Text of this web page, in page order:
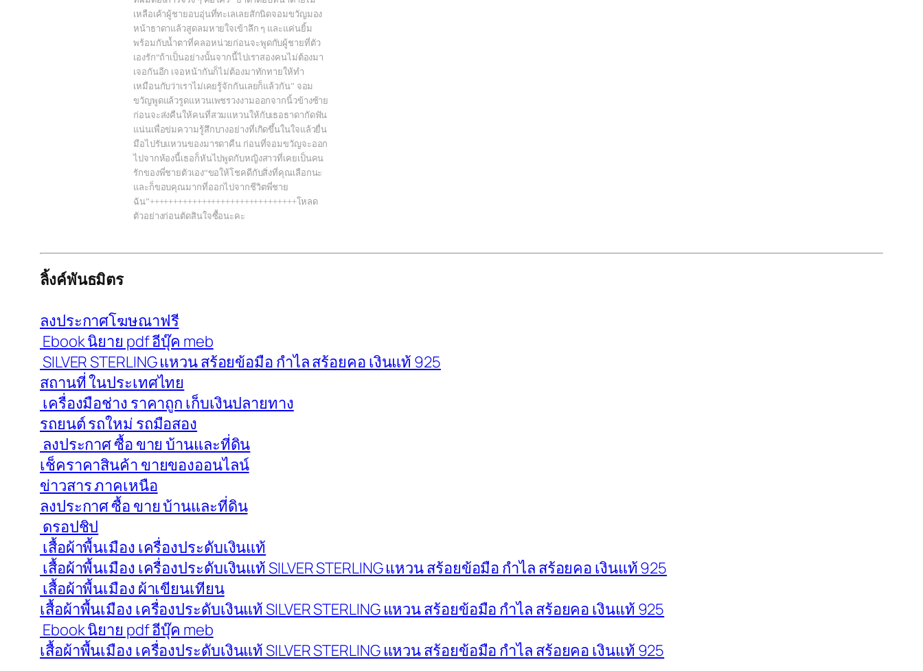
เหลือเค้าผู้ชายอบอุ่นที่ทะเลเลยสักนิดจอมขวัญมอง
หน้าธาดาแล้วสูดลมหายใจเข้าลึก ๆ และแค่นยิ้ม
พร้อมกับน้ำตาที่คลอหน่วยก่อนจะพูดกับผู้ชายที่ตัว
เองรัก“ถ้าเป็นอย่างนั้นจากนี้ไปเราสองคนไม่ต้องมา
เจอกันอีก เจอหน้ากันก็ไม่ต้องมาทักทายให้ทำ
เหมือนกับว่าเราไม่เคยรู้จักกันเลยก็แล้วกัน” จอม
ขวัญพูดแล้วรูดแหวนเพชรวงงามออกจากนิ้วข้างซ้าย
ก่อนจะส่งคืนให้คนที่สวมแหวนให้กับเธอธาดากัดฟัน
แน่นเพื่อข่มความรู้สึกบางอย่างที่เกิดขึ้นในใจแล้วยื่น
มือไปรับแหวนของมารดาคืน ก่อนที่จอมขวัญจะออก
ไปจากห้องนี้เธอก็หันไปพูดกับหญิงสาวที่เคยเป็นคน
รักของพี่ชายตัวเอง“ขอให้โชคดีกับสิ่งที่คุณเลือกนะ
และก็ขอบคุณมากที่ออกไปจากชีวิตพี่ชาย
ฉัน”+++++++++++++++++++++++++++++++โหลด
ตัวอย่างก่อนตัดสินใจซื้อนะคะ
ลิ้งค์พันธมิตร
ลงประกาศโฆษณาฟรี
Ebook นิยาย pdf อีบุ๊ค meb
SILVER STERLING แหวน สร้อยข้อมือ กำไล สร้อยคอ เงินแท้ 925
สถานที่ ในประเทศไทย
เครื่องมือช่าง ราคาถูก เก็บเงินปลายทาง
รถยนต์ รถใหม่ รถมือสอง
ลงประกาศ ซื้อ ขาย บ้านและที่ดิน
เช็คราคาสินค้า ขายของออนไลน์
ข่าวสาร ภาคเหนือ
ลงประกาศ ซื้อ ขาย บ้านและที่ดิน
ดรอปชิป
เสื้อผ้าพื้นเมือง เครื่องประดับเงินแท้
เสื้อผ้าพื้นเมือง เครื่องประดับเงินแท้ SILVER STERLING แหวน สร้อยข้อมือ กำไล สร้อยคอ เงินแท้ 925
เสื้อผ้าพื้นเมือง ผ้าเขียนเทียน
เสื้อผ้าพื้นเมือง เครื่องประดับเงินแท้ SILVER STERLING แหวน สร้อยข้อมือ กำไล สร้อยคอ เงินแท้ 925
Ebook นิยาย pdf อีบุ๊ค meb
เสื้อผ้าพื้นเมือง เครื่องประดับเงินแท้ SILVER STERLING แหวน สร้อยข้อมือ กำไล สร้อยคอ เงินแท้ 925